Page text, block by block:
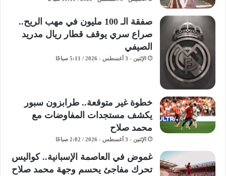
صفقة الـ 100 مليون في مهب الريح..
صراع سري يوقف قطار ريال مدريد
الصيفي
الإثنين - 3 أغسطس - 2026 / 5:11 صباحًا
خطوة غير متوقعة.. طرابزون سبور
يكشف مستجدات المفاوضات مع
محمد صلاح
الإثنين - 3 أغسطس - 2026 / 2:02 صباحًا
غموض في العاصمة الإسبانية.. كواليس
تحرك مفاجئ يحسم وجهة محمد صلاح